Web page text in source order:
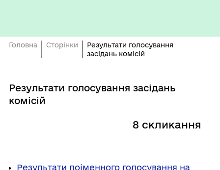
Головна Сторінки
Результати голосування
засідань комісій
Результати голосування засідань
комісій
8 скликання
Результати поіменного голосування на